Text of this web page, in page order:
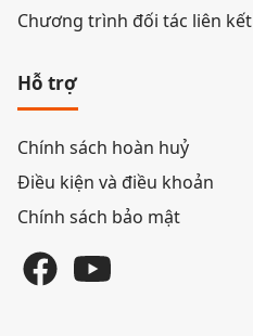
Chương trình đối tác liên kết
Hỗ trợ
Chính sách hoàn huỷ
Điều kiện và điều khoản
Chính sách bảo mật